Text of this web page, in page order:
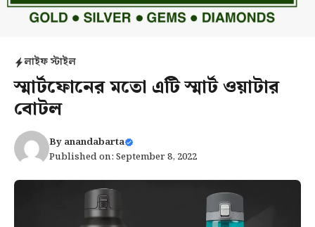
লাইফ স্টাইল
স্মার্টফোনের মতো এটি স্মার্ট ওয়াটার
বোটল
Byanandabarta
Published on: September 8, 2022